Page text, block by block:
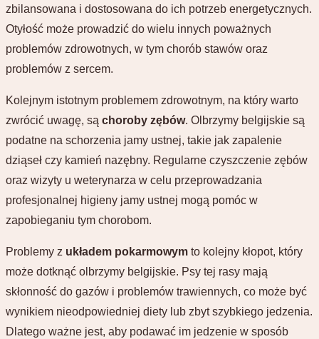
zbilansowana i dostosowana do ich potrzeb energetycznych.
Otyłość może prowadzić do wielu innych poważnych
problemów zdrowotnych, w tym chorób stawów oraz
problemów z sercem.
Kolejnym istotnym problemem zdrowotnym, na który warto
zwrócić uwagę, są choroby zębów. Olbrzymy belgijskie są
podatne na schorzenia jamy ustnej, takie jak zapalenie
dziąseł czy kamień nazębny. Regularne czyszczenie zębów
oraz wizyty u weterynarza w celu przeprowadzania
profesjonalnej higieny jamy ustnej mogą pomóc w
zapobieganiu tym chorobom.
Problemy z układem pokarmowym to kolejny kłopot, który
może dotknąć olbrzymy belgijskie. Psy tej rasy mają
skłonność do gazów i problemów trawiennych, co może być
wynikiem nieodpowiedniej diety lub zbyt szybkiego jedzenia.
Dlatego ważne jest, aby podawać im jedzenie w sposób